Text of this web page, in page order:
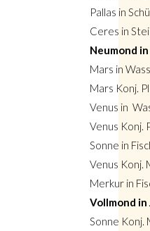
Pallas in
Ceres in
Neumond
Mars in
Mars Konj.
Venus in
Venus Konj.
Sonne in
Venus Konj.
Merkur in
Vollmond
Sonne Konj.